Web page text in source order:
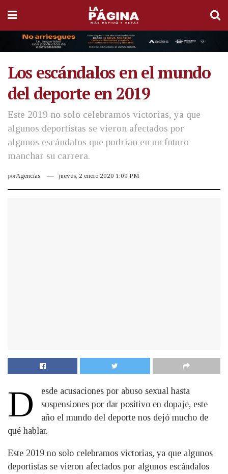
Los escándalos en el mundo
del deporte en 2019
Este 2019 no solo celebramos victorias, ya que
algunos deportistas se vieron afectados por
algunos escándalos que podrían en un futuro
manchar su carrera.
porAgencias jueves, 2 enero 2020 1:09 PM
D
esde acusaciones por abuso sexual hasta
suspensiones por dar positivo en dopaje, este
año el mundo del deporte nos dejó mucho de
qué hablar.
Este 2019 no solo celebramos victorias, ya que algunos
deportistas se vieron afectados por algunos escándalos